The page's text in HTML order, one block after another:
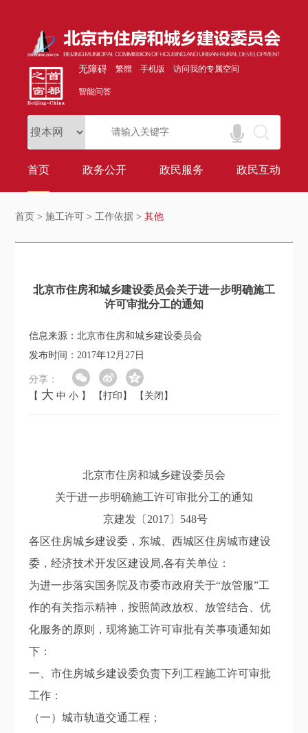
无障碍 繁體 手机版 访问我的专属空间
智能问答
首页 政务公开 政民服务 政民互动
首页 >施工许可 >工作依据 >其他
北京市住房和城乡建设委员会关于进一步明确施工
许可审批分工的通知
信息来源：北京市住房和城乡建设委员会
发布时间：2017年12月27日
分享：
【 大 中 小 】 【打印】 【关闭】
北京市住房和城乡建设委员会
关于进一步明确施工许可审批分工的通知
京建发〔2017〕548号
各区住房城乡建设委，东城、西城区住房城市建设
委，经济技术开发区建设局,各有关单位：
为进一步落实国务院及市委市政府关于“放管服”工
作的有关指示精神，按照简政放权、放管结合、优
化服务的原则，现将施工许可审批有关事项通知如
下：
一、市住房城乡建设委负责下列工程施工许可审批
工作：
（一）城市轨道交通工程；